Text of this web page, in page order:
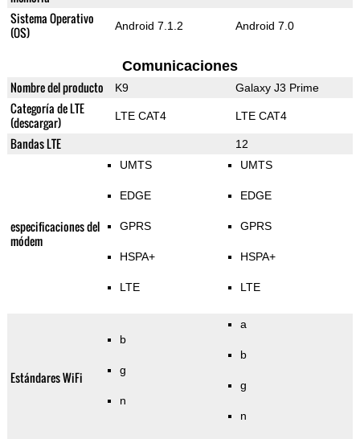
Sistema Operativo
(OS)
Android 7.1.2 Android 7.0
Comunicaciones
Nombre del producto K9 Galaxy J3 Prime
Categoría de LTE
(descargar)
LTE CAT4 LTE CAT4
Bandas LTE 12
especificaciones del
módem
UMTS
EDGE
GPRS
HSPA+
LTE
UMTS
EDGE
GPRS
HSPA+
LTE
Estándares WiFi
b
g
n
a
b
g
n